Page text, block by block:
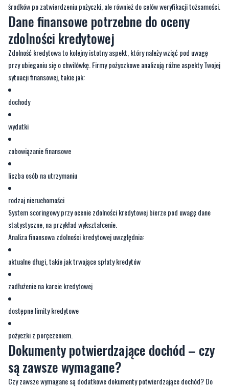
środków po zatwierdzeniu pożyczki, ale również do celów weryfikacji tożsamości.
Dane finansowe potrzebne do oceny
zdolności kredytowej
Zdolność kredytowa to kolejny istotny aspekt, który należy wziąć pod uwagę
przy ubieganiu się o chwilówkę. Firmy pożyczkowe analizują różne aspekty Twojej
sytuacji finansowej, takie jak:
dochody
wydatki
zobowiązanie finansowe
liczba osób na utrzymaniu
rodzaj nieruchomości
System scoringowy przy ocenie zdolności kredytowej bierze pod uwagę dane
statystyczne, na przykład wykształcenie.
Analiza finansowa zdolności kredytowej uwzględnia:
aktualne długi, takie jak trwające spłaty kredytów
zadłużenie na karcie kredytowej
dostępne limity kredytowe
pożyczki z poręczeniem.
Dokumenty potwierdzające dochód – czy
są zawsze wymagane?
Czy zawsze wymagane są dodatkowe dokumenty potwierdzające dochód? Do